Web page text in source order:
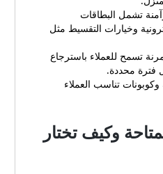
تشمل البطاقات
وخيارات التقسيط مثل
تسمح للعملاء باسترجاع
فترة محددة.
تناسب العملاء
وكيف تختار